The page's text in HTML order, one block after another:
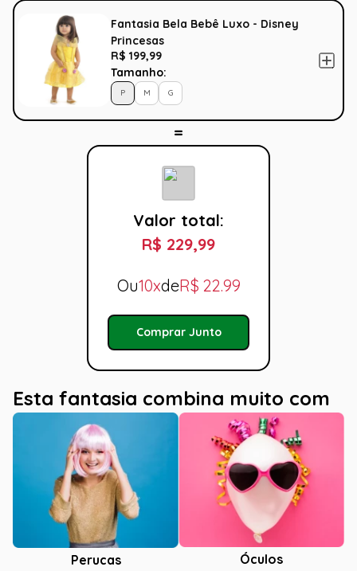
Fantasia Bela Bebê Luxo - Disney
Princesas
R$ 199,99
Tamanho:
P M G
Valor total:
R$ 229,99
Ou10xdeR$ 22.99
Comprar Junto
Esta fantasia combina muito com
Perucas Óculos